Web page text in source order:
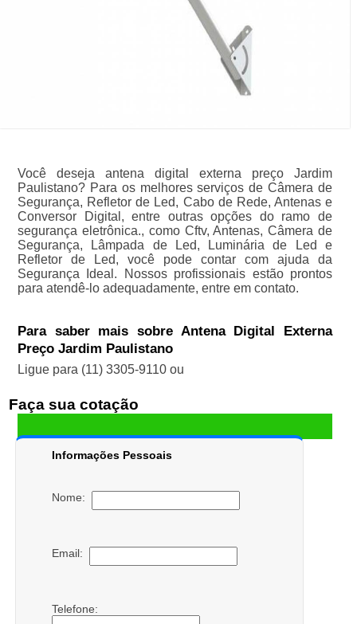
Você deseja antena digital externa preço Jardim
Paulistano? Para os melhores serviços de Câmera de
Segurança, Refletor de Led, Cabo de Rede, Antenas e
Conversor Digital, entre outras opções do ramo de
segurança eletrônica., como Cftv, Antenas, Câmera de
Segurança, Lâmpada de Led, Luminária de Led e
Refletor de Led, você pode contar com ajuda da
Segurança Ideal. Nossos profissionais estão prontos
para atendê-lo adequadamente, entre em contato.
Para saber mais sobre Antena Digital Externa
Preço Jardim Paulistano
Ligue para (11) 3305-9110ou
Faça sua cotação
Informações Pessoais
Nome:
Email:
Telefone: